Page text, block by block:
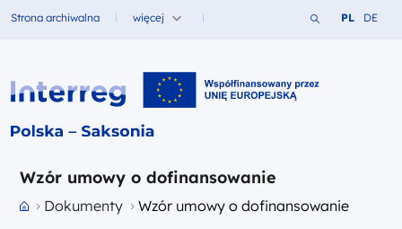
Fundusze dla
Strona archiwalna więcej Szukaj w
Zmień
PL Zmień
DE
Interreg PL-SN 2021-2027
Wzór umowy o dofinansowanie
Przejdź do strony głównej portalu
Dokumenty Wzór umowy o dofinansowanie